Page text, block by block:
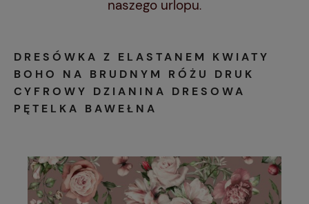
naszego urlopu.
DRESÓWKA Z ELASTANEM KWIATY
BOHO NA BRUDNYM RÓŻU DRUK
CYFROWY DZIANINA DRESOWA
PĘTELKA BAWEŁNA